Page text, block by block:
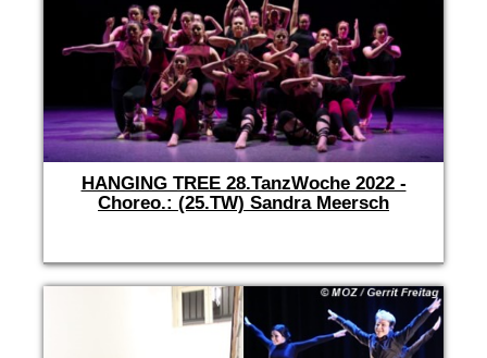
HANGING TREE 28.TanzWoche 2022 -
Choreo.: (25.TW) Sandra Meersch